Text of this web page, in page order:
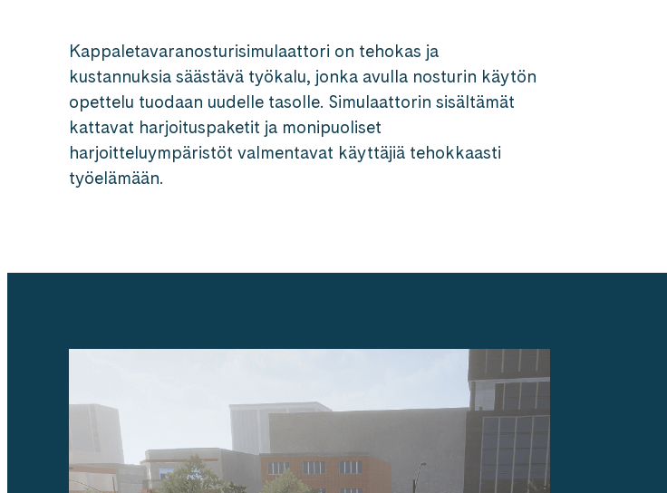
Kappaletavaranosturisimulaattori on tehokas ja
kustannuksia säästävä työkalu, jonka avulla nosturin käytön
opettelu tuodaan uudelle tasolle. Simulaattorin sisältämät
kattavat harjoituspaketit ja monipuoliset
harjoitteluympäristöt valmentavat käyttäjiä tehokkaasti
työelämään.